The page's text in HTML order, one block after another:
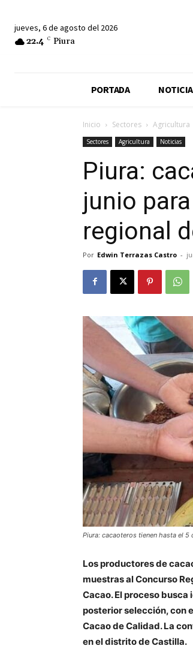
jueves, 6 de agosto del 2026
22.4 C Piura
PORTADA
Inicio Sectores Agricultura
Sectores Agricultura Noticias
Piura:
junio
regional
Por Edwin Terrazas Castro -
Piura: cacaoteros tienen hasta el
Los productores de
muestras al Concurso
Cacao. El proceso
posterior selección, con
Cacao de Calidad. La
en el distrito de Castilla.